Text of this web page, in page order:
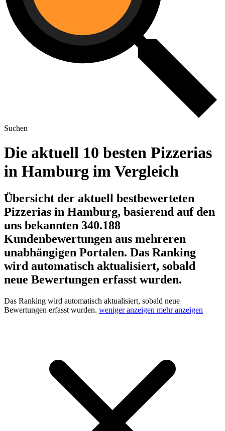
Suchen
Die aktuell 10 besten Pizzerias
in Hamburg im Vergleich
Übersicht der aktuell bestbewerteten
Pizzerias in Hamburg, basierend auf den
uns bekannten 340.188
Kundenbewertungen aus mehreren
unabhängigen Portalen. Das Ranking
wird automatisch aktualisiert, sobald
neue Bewertungen erfasst wurden.
Das Ranking wird automatisch aktualisiert, sobald neue
Bewertungen erfasst wurden. weniger anzeigen mehr anzeigen